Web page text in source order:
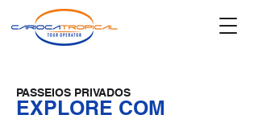
PASSEIOS PRIVADOS
EXPLORE COM